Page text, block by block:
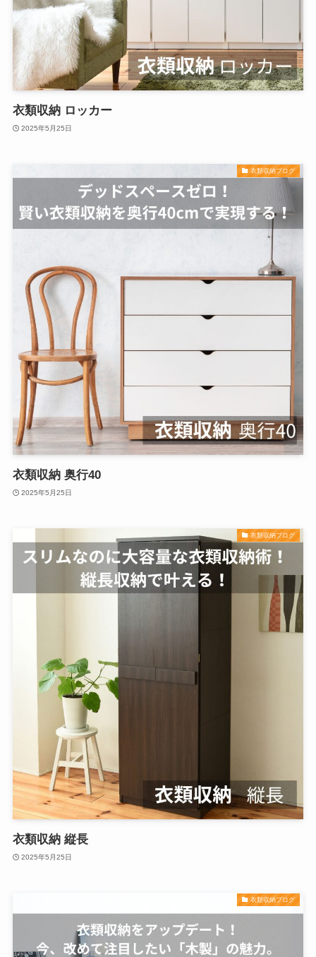
衣類収納 ロッカー
2025年5月25日
衣類収納ブログ
衣類収納 奥行40
2025年5月25日
衣類収納ブログ
衣類収納 縦長
2025年5月25日
衣類収納ブログ